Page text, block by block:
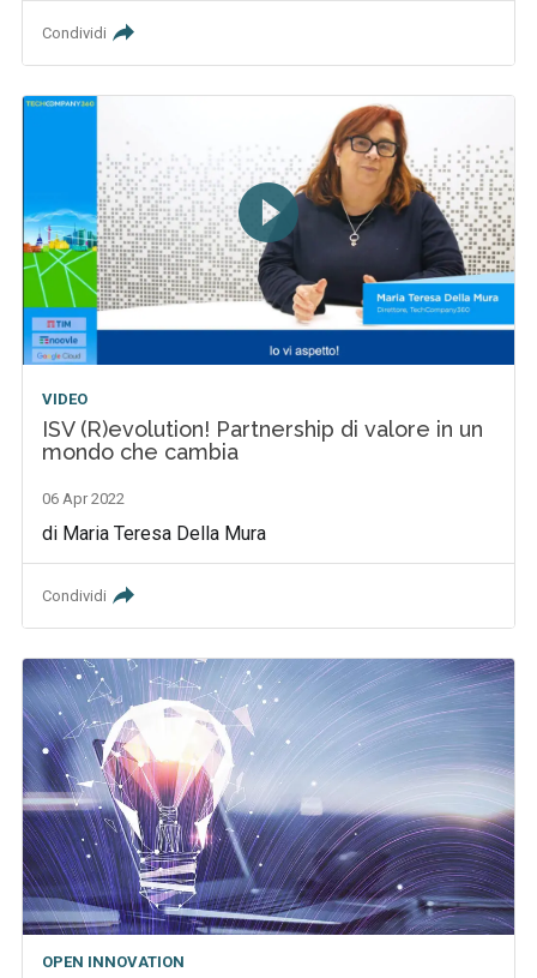
Condividi
VIDEO
ISV (R)evolution! Partnership di valore in un
mondo che cambia
06 Apr 2022
di Maria Teresa Della Mura
Condividi
OPEN INNOVATION